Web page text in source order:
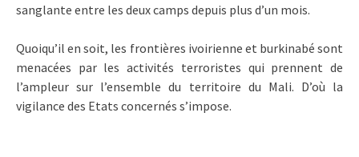
sanglante entre les deux camps depuis plus d’un mois.
Quoiqu’il en soit, les frontières ivoirienne et burkinabé sont
menacées par les activités terroristes qui prennent de
l’ampleur sur l’ensemble du territoire du Mali. D’où la
vigilance des Etats concernés s’impose.